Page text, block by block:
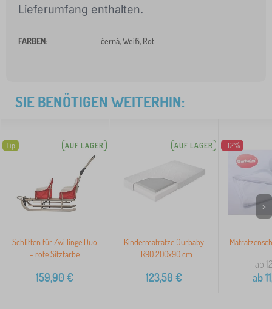
Lieferumfang enthalten.
FARBEN: černá, Weiß, Rot
SIE BENÖTIGEN WEITERHIN:
Tip AUF LAGER
Schlitten für Zwillinge Duo
- rote Sitzfarbe
159,90 €
AUF LAGER
Kindermatratze Ourbaby
HR90 200x90 cm
123,50 €
-12%
ab
ab
>